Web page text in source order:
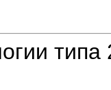
типа